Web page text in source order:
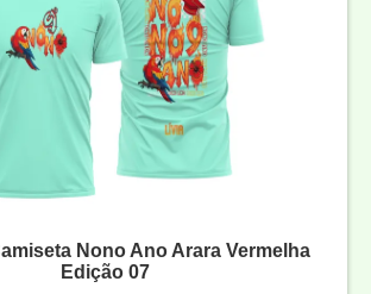
Nono Ano Arara Vermelha
Edição 07